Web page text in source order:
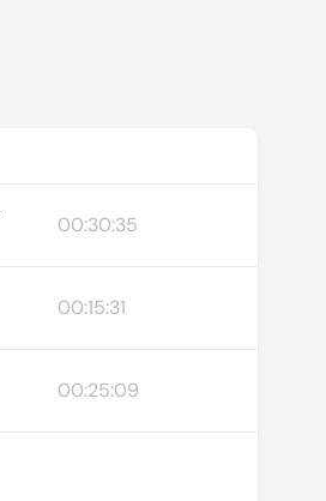
00:30:35
00:15:31
00:25:09